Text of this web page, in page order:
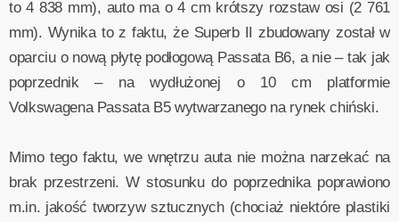
to 4 838 mm), auto ma o 4 cm krótszy rozstaw osi (2 761
mm). Wynika to z faktu, że Superb II zbudowany został w
oparciu o nową płytę podłogową Passata B6, a nie – tak jak
poprzednik – na wydłużonej o 10 cm platformie
Volkswagena Passata B5 wytwarzanego na rynek chiński.
Mimo tego faktu, we wnętrzu auta nie można narzekać na
brak przestrzeni. W stosunku do poprzednika poprawiono
m.in. jakość tworzyw sztucznych (chociaż niektóre plastiki